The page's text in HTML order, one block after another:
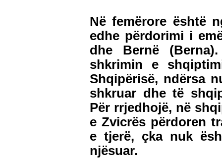
Në femërore është
edhe përdorimi i
dhe Bernë
shkrimin e
Shqipërisë, ndërsa
shkruar dhe të
Për rrjedhojë, në
e Zvicrës përdoren
e tjerë, çka nuk
njësuar.